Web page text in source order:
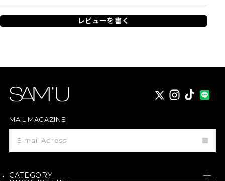
レビューを書く
X instagram
TikTok
MAIL MAGAZINE
ン
CATEGORY